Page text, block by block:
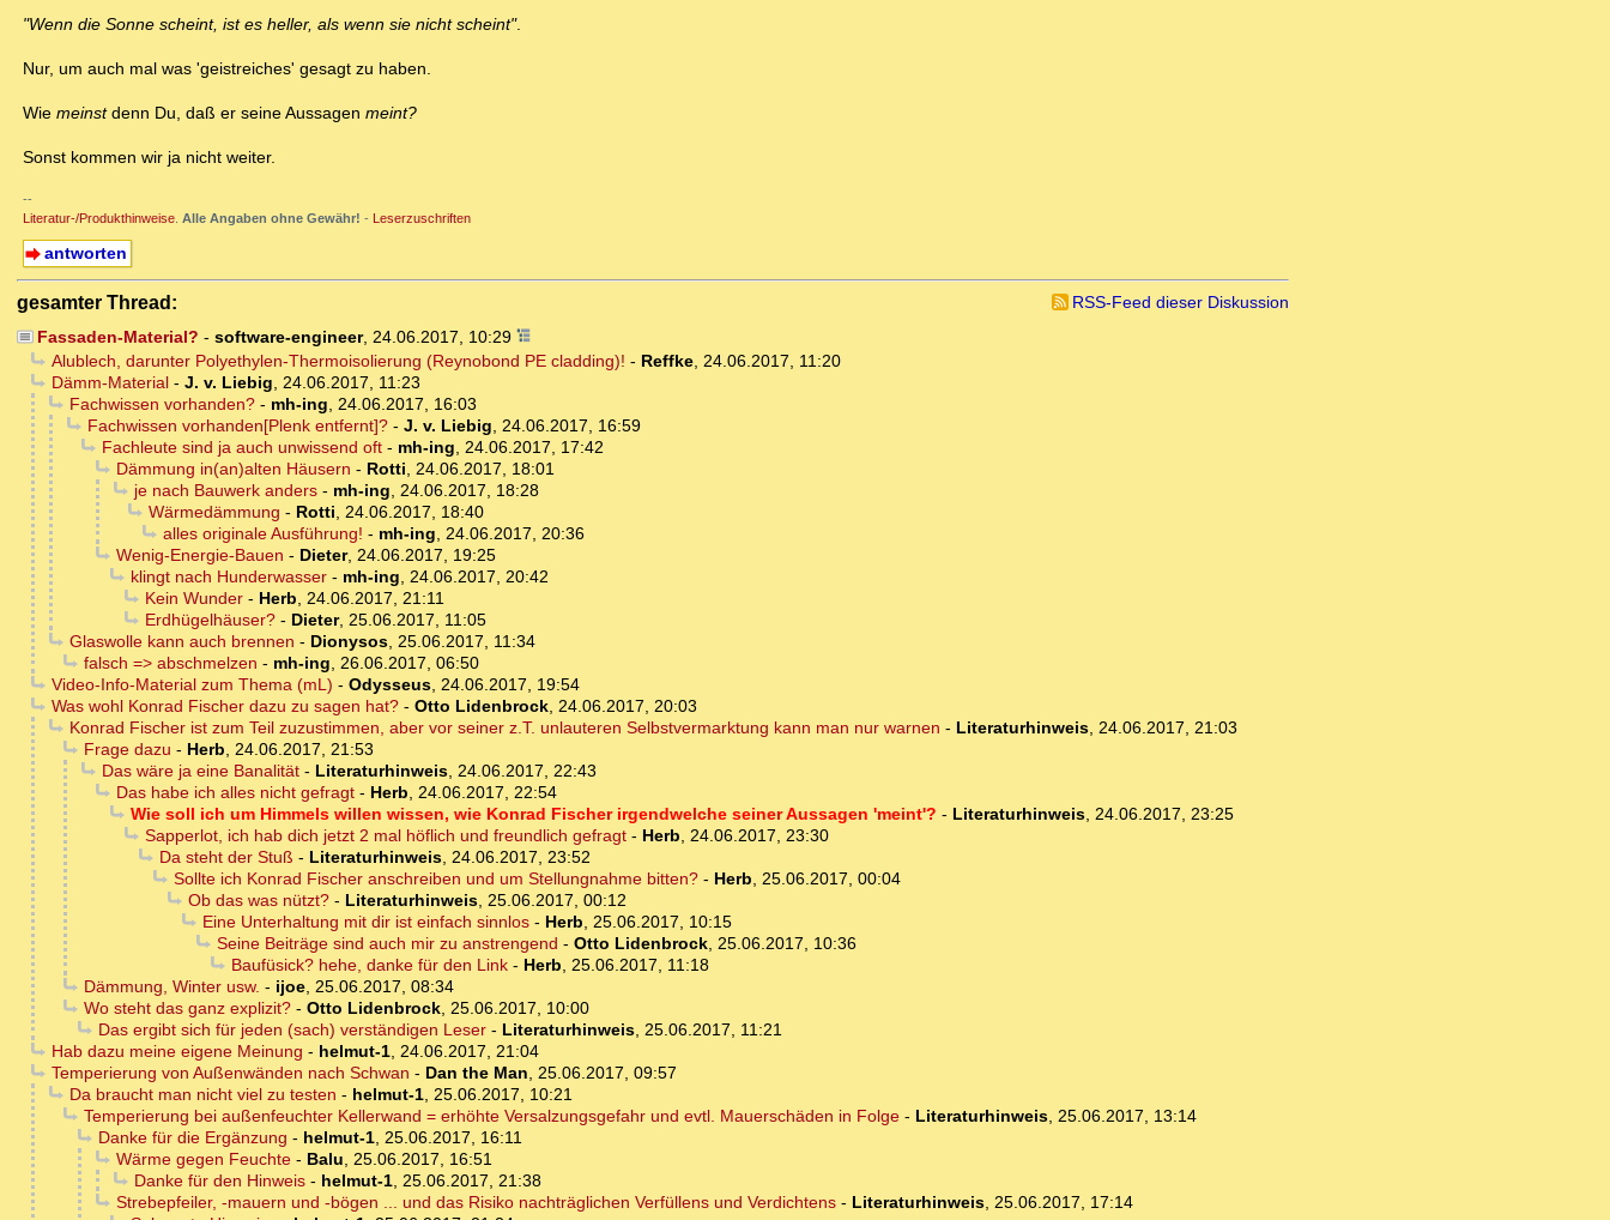
"Wenn die Sonne scheint, ist es heller, als wenn sie nicht scheint".
Nur, um auch mal was 'geistreiches' gesagt zu haben.
Wie meinstdenn Du, daß er seine Aussagen meint?
Sonst kommen wir ja nicht weiter.
--
Literatur-/Produkthinweise. Alle Angaben ohne Gewähr! - Leserzuschriften
antworten
gesamter Thread:
RSS-Feed dieser Diskussion
Fassaden-Material? - software-engineer, 24.06.2017, 10:29
Alublech, darunter Polyethylen-Thermoisolierung (Reynobond PE cladding)! - Reffke, 24.06.2017, 11:20
Dämm-Material- J. v. Liebig, 24.06.2017, 11:23
Fachwissen vorhanden?- mh-ing, 24.06.2017, 16:03
Fachwissen vorhanden[Plenk entfernt]?- J. v. Liebig, 24.06.2017, 16:59
Fachleute sind ja auch unwissend oft- mh-ing, 24.06.2017, 17:42
Dämmung in(an)alten Häusern - Rotti, 24.06.2017, 18:01
je nach Bauwerk anders- mh-ing, 24.06.2017, 18:28
Wärmedämmung - Rotti, 24.06.2017, 18:40
alles originale Ausführung! - mh-ing, 24.06.2017, 20:36
Wenig-Energie-Bauen - Dieter, 24.06.2017, 19:25
klingt nach Hunderwasser- mh-ing, 24.06.2017, 20:42
Kein Wunder- Herb, 24.06.2017, 21:11
Erdhügelhäuser?- Dieter, 25.06.2017, 11:05
Glaswolle kann auch brennen - Dionysos, 25.06.2017, 11:34
falsch => abschmelzen - mh-ing, 26.06.2017, 06:50
Video-Info-Material zum Thema (mL) - Odysseus, 24.06.2017, 19:54
Was wohl Konrad Fischer dazu zu sagen hat?- Otto Lidenbrock, 24.06.2017, 20:03
Konrad Fischer ist zum Teil zuzustimmen, aber vor seiner z.T. unlauteren Selbstvermarktung kann man nur warnen - Literaturhinweis, 24.06.2017, 21:03
Frage dazu - Herb, 24.06.2017, 21:53
Das wäre ja eine Banalität- Literaturhinweis, 24.06.2017, 22:43
Das habe ich alles nicht gefragt- Herb, 24.06.2017, 22:54
Wie soll ich um Himmels willen wissen, wie Konrad Fischer irgendwelche seiner Aussagen 'meint'? - Literaturhinweis, 24.06.2017, 23:25
Sapperlot, ich hab dich jetzt 2 mal höflich und freundlich gefragt- Herb, 24.06.2017, 23:30
Da steht der Stuß - Literaturhinweis, 24.06.2017, 23:52
Sollte ich Konrad Fischer anschreiben und um Stellungnahme bitten?- Herb, 25.06.2017, 00:04
Ob das was nützt?- Literaturhinweis, 25.06.2017, 00:12
Eine Unterhaltung mit dir ist einfach sinnlos- Herb, 25.06.2017, 10:15
Seine Beiträge sind auch mir zu anstrengend - Otto Lidenbrock, 25.06.2017, 10:36
Baufüsick? hehe, danke für den Link- Herb, 25.06.2017, 11:18
Dämmung, Winter usw. - ijoe, 25.06.2017, 08:34
Wo steht das ganz explizit?- Otto Lidenbrock, 25.06.2017, 10:00
Das ergibt sich für jeden (sach) verständigen Leser- Literaturhinweis, 25.06.2017, 11:21
Hab dazu meine eigene Meinung - helmut-1, 24.06.2017, 21:04
Temperierung von Außenwänden nach Schwan - Dan the Man, 25.06.2017, 09:57
Da braucht man nicht viel zu testen - helmut-1, 25.06.2017, 10:21
Temperierung bei außenfeuchter Kellerwand = erhöhte Versalzungsgefahr und evtl. Mauerschäden in Folge- Literaturhinweis, 25.06.2017, 13:14
Danke für die Ergänzung - helmut-1, 25.06.2017, 16:11
Wärme gegen Feuchte- Balu, 25.06.2017, 16:51
Danke für den Hinweis- helmut-1, 25.06.2017, 21:38
Strebepfeiler, -mauern und -bögen ... und das Risiko nachträglichen Verfüllens und Verdichtens- Literaturhinweis, 25.06.2017, 17:14